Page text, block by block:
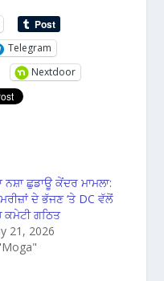
Telegram
Nextdoor
ਨਸ਼ਾ ਛੁਡਾਊ ਕੇਂਦਰ ਮਾਮਲਾ:
ਦੇ ਭੱਜਣ ‘ਤੇ DC ਵੱਲੋਂ
ਕਮੇਟੀ ਗਠਿਤ
21, 2026